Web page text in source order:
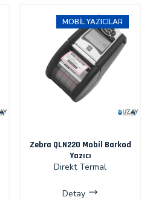
MOBIL YAZICILAR
Zebra QLN220 Mobil Barkod
Yazıcı
Direkt Termal
Detay